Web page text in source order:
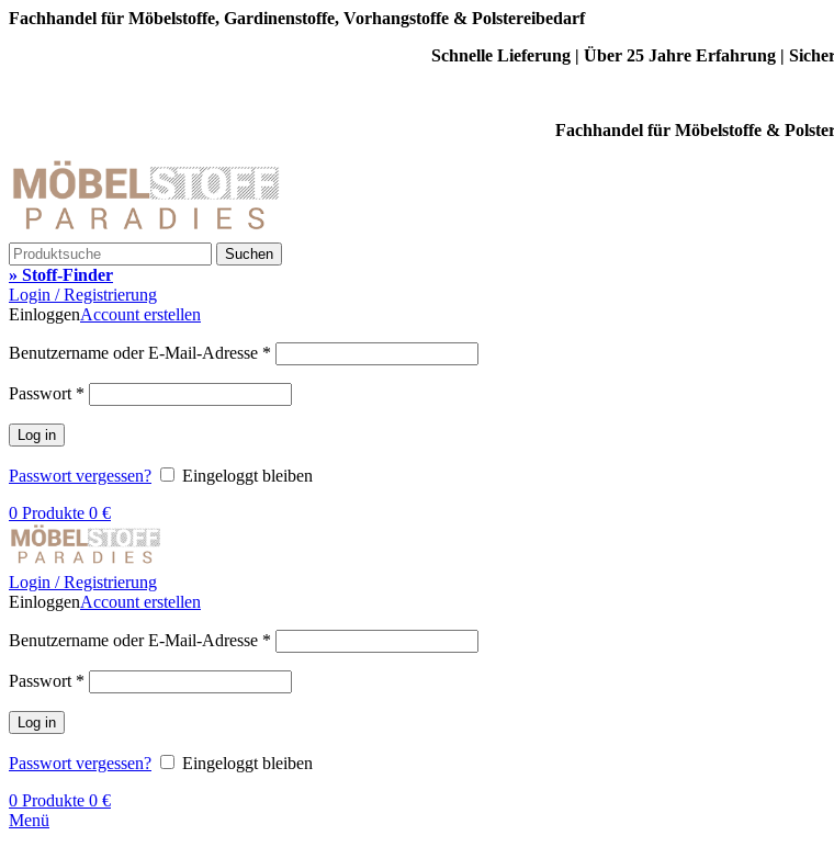
Fachhandel für Möbelstoffe, Gardinenstoffe, Vorhangstoffe & Polstereibedarf
Schnelle Lieferung | Über 25 Jahre Erfahrung |
Fachhandel für Möbelstoffe &
Suchen
» Stoff-Finder
Login / Registrierung
EinloggenAccount erstellen
Benutzername oder E-Mail-Adresse *
Passwort *
Log in
Passwort vergessen?
Eingeloggt bleiben
0 Produkte 0 €
Login / Registrierung
EinloggenAccount erstellen
Benutzername oder E-Mail-Adresse *
Passwort *
Log in
Passwort vergessen?
Eingeloggt bleiben
0 Produkte 0 €
Menü